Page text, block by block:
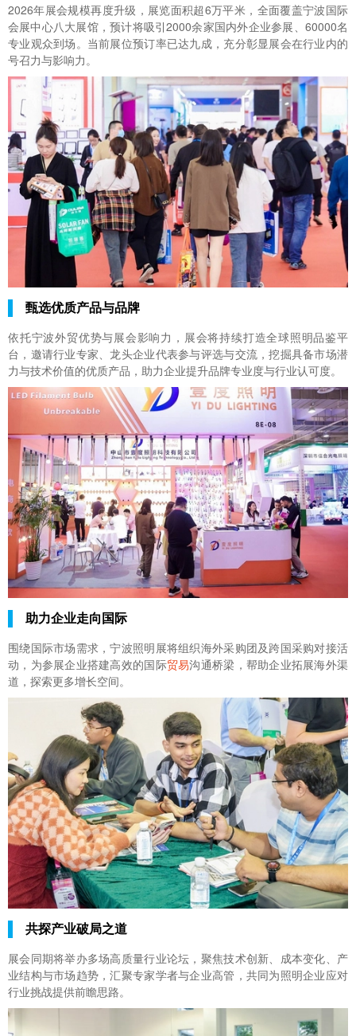
2026年展会规模再度升级，展览面积超6万平米，全面覆盖宁波国际
会展中心八大展馆，预计将吸引2000余家国内外企业参展、60000名
专业观众到场。当前展位预订率已达九成，充分彰显展会在行业内的
号召力与影响力。
甄选优质产品与品牌
依托宁波外贸优势与展会影响力，展会将持续打造全球照明品鉴平
台，邀请行业专家、龙头企业代表参与评选与交流，挖掘具备市场潜
力与技术价值的优质产品，助力企业提升品牌专业度与行业认可度。
助力企业走向国际
围绕国际市场需求，宁波照明展将组织海外采购团及跨国采购对接活
动，为参展企业搭建高效的国际贸易沟通桥梁，帮助企业拓展海外渠
道，探索更多增长空间。
共探产业破局之道
展会同期将举办多场高质量行业论坛，聚焦技术创新、成本变化、产
业结构与市场趋势，汇聚专家学者与企业高管，共同为照明企业应对
行业挑战提供前瞻思路。